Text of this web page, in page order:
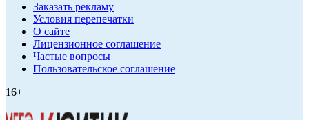
Заказать рекламу
Условия перепечатки
О сайте
Лицензионное соглашение
Частые вопросы
Пользовательское соглашение
16+